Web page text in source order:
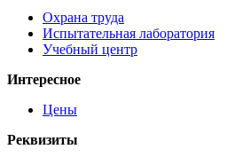
Охрана труда
Испытательная лаборатория
Учебный центр
Интересное
Цены
Реквизиты